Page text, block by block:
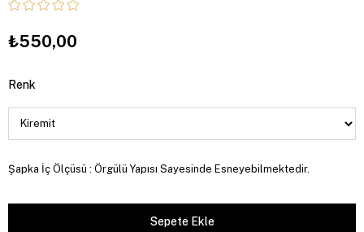
₺550,00
Renk
Şapka İç Ölçüsü : Örgülü Yapısı Sayesinde Esneyebilmektedir.